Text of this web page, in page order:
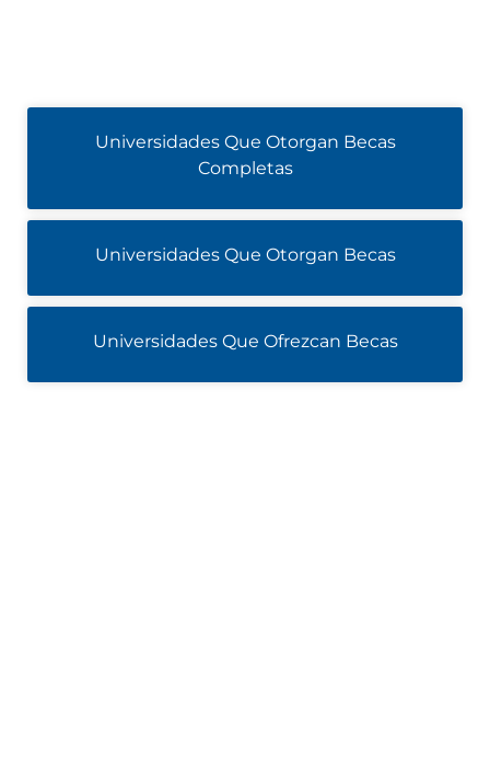
Universidades Que Otorgan Becas
Completas
Universidades Que Otorgan Becas
Universidades Que Ofrezcan Becas